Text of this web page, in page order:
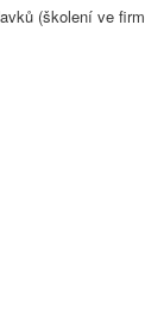
(školení ve